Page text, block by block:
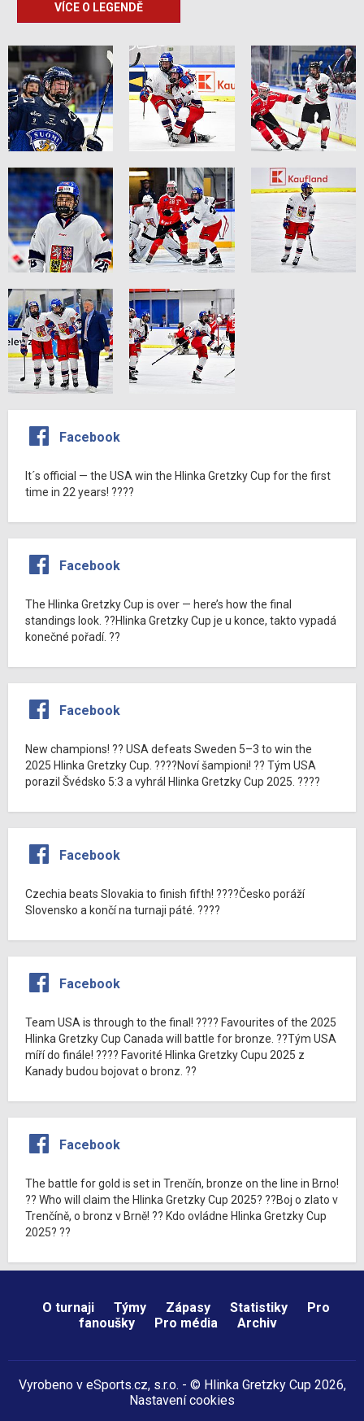
VÍCE O LEGENDĚ
Facebook
It´s official — the USA win the Hlinka Gretzky Cup for the first
time in 22 years! ????
Facebook
The Hlinka Gretzky Cup is over — here’s how the final
standings look. ??Hlinka Gretzky Cup je u konce, takto vypadá
konečné pořadí. ??
Facebook
New champions! ?? USA defeats Sweden 5–3 to win the
2025 Hlinka Gretzky Cup. ????Noví šampioni! ?? Tým USA
porazil Švédsko 5:3 a vyhrál Hlinka Gretzky Cup 2025. ????
Facebook
Czechia beats Slovakia to finish fifth! ????Česko poráží
Slovensko a končí na turnaji páté. ????
Facebook
Team USA is through to the final! ???? Favourites of the 2025
Hlinka Gretzky Cup Canada will battle for bronze. ??Tým USA
míří do finále! ???? Favorité Hlinka Gretzky Cupu 2025 z
Kanady budou bojovat o bronz. ??
Facebook
The battle for gold is set in Trenčín, bronze on the line in Brno!
?? Who will claim the Hlinka Gretzky Cup 2025? ??Boj o zlato v
Trenčíně, o bronz v Brně! ?? Kdo ovládne Hlinka Gretzky Cup
2025? ??
O turnaji Týmy Zápasy Statistiky
Pro
fanoušky
Pro média Archiv
Vyrobeno v eSports.cz, s.r.o. - © Hlinka Gretzky Cup 2026,
Nastavení cookies